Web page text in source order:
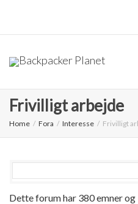
Frivilligt arbejde
Home Fora Interesse Frivilligt
Dette forum har 380 emner og